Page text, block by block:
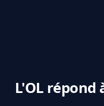
L'OL répond